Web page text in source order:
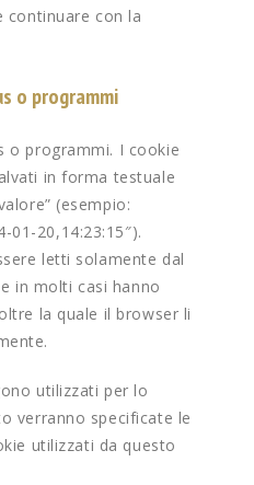
continuare con la
o programmi
o programmi. I cookie
in forma testuale
(esempio:
01-20,14:23:15″).
letti solamente dal
in molti casi hanno
la quale il browser li
utilizzati per lo
verranno specificate le
utilizzati da questo